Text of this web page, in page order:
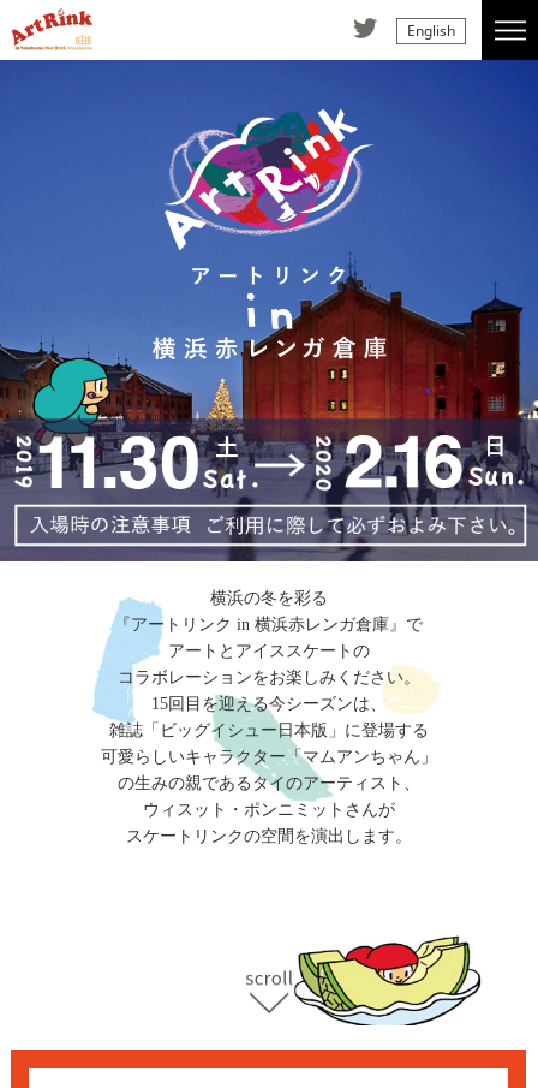
English
横浜の冬を彩る
『アートリンク in 横浜赤レンガ倉庫』で
アートとアイススケートの
コラボレーションをお楽しみください。
15回目を迎える今シーズンは、
雑誌「ビッグイシュー日本版」に登場する
可愛らしいキャラクター「マムアンちゃん」
の生みの親であるタイのアーティスト、
ウィスット・ポンニミットさんが
スケートリンクの空間を演出します。